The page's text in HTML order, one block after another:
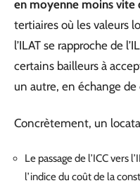
en moyenne moins vite
tertiaires où les valeurs
l’ILAT se rapproche de
certains bailleurs à
un autre, en échange
Concrètement, un
Le passage de l’ICC vers
l’indice du coût de la